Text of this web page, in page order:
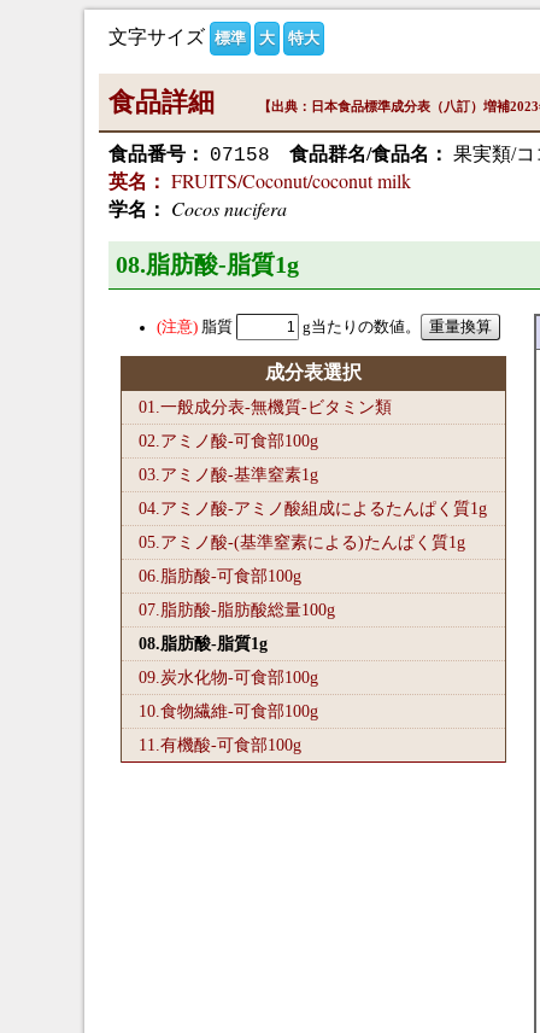
文字サイズ 標準 大 特大
食品詳細 【出典：日本食品標準成分表（八訂）増補
食品番号： 07158 食品群名/食品名： 果実類/
英名： FRUITS/Coconut/coconut milk
学名： Cocos nucifera
08.脂肪酸-脂質1g
脂質 g当たりの数値。
成分表選択
01.一般成分表-無機質-ビタミン類
02.アミノ酸-可食部100g
03.アミノ酸-基準窒素1g
04.アミノ酸-アミノ酸組成によるたんぱく質1g
05.アミノ酸-(基準窒素による)たんぱく質1g
06.脂肪酸-可食部100g
07.脂肪酸-脂肪酸総量100g
08.脂肪酸-脂質1g
09.炭水化物-可食部100g
10.食物繊維-可食部100g
11.有機酸-可食部100g